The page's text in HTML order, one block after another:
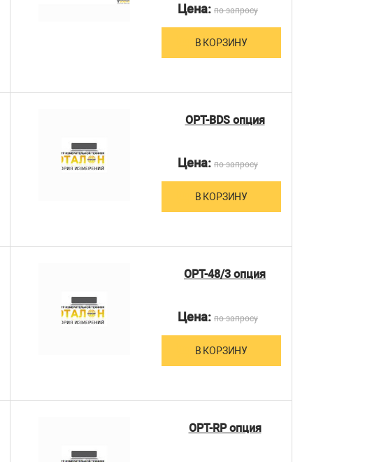
Цена: по запросу
В КОРЗИНУ
OPT-BDS опция
Цена: по запросу
В КОРЗИНУ
OPT-48/3 опция
Цена: по запросу
В КОРЗИНУ
OPT-RP опция